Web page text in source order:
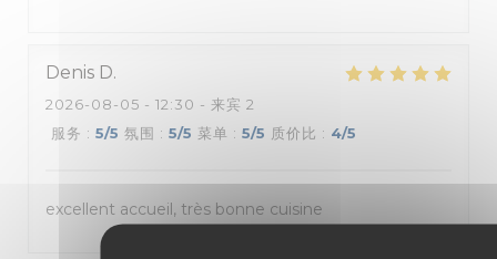
Denis D
2026-08-05 - 12:30 - 来宾 2
服务 : 5/5 氛围 : 5/5 菜单 : 5/5 质价比 : 4/5
excellent accueil, très bonne cuisine